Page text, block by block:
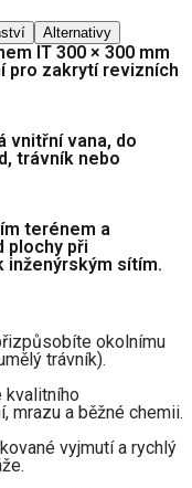
Alternativy
IT 300 × 300 mm
pro zakrytí revizních
vnitřní vana, do
trávník nebo
terénem a
plochy při
inženýrským sítím.
okolnímu
trávník).
kvalitního
mrazu a běžné chemii.
vyjmutí a rychlý